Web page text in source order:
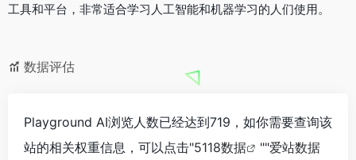
工具和平台，非常适合学习人工智能和机器学习的人们使用。
数据评估
Playground AI浏览人数已经达到719，如你需要查询该
站的相关权重信息，可以点击"5118数据 ""爱站数据